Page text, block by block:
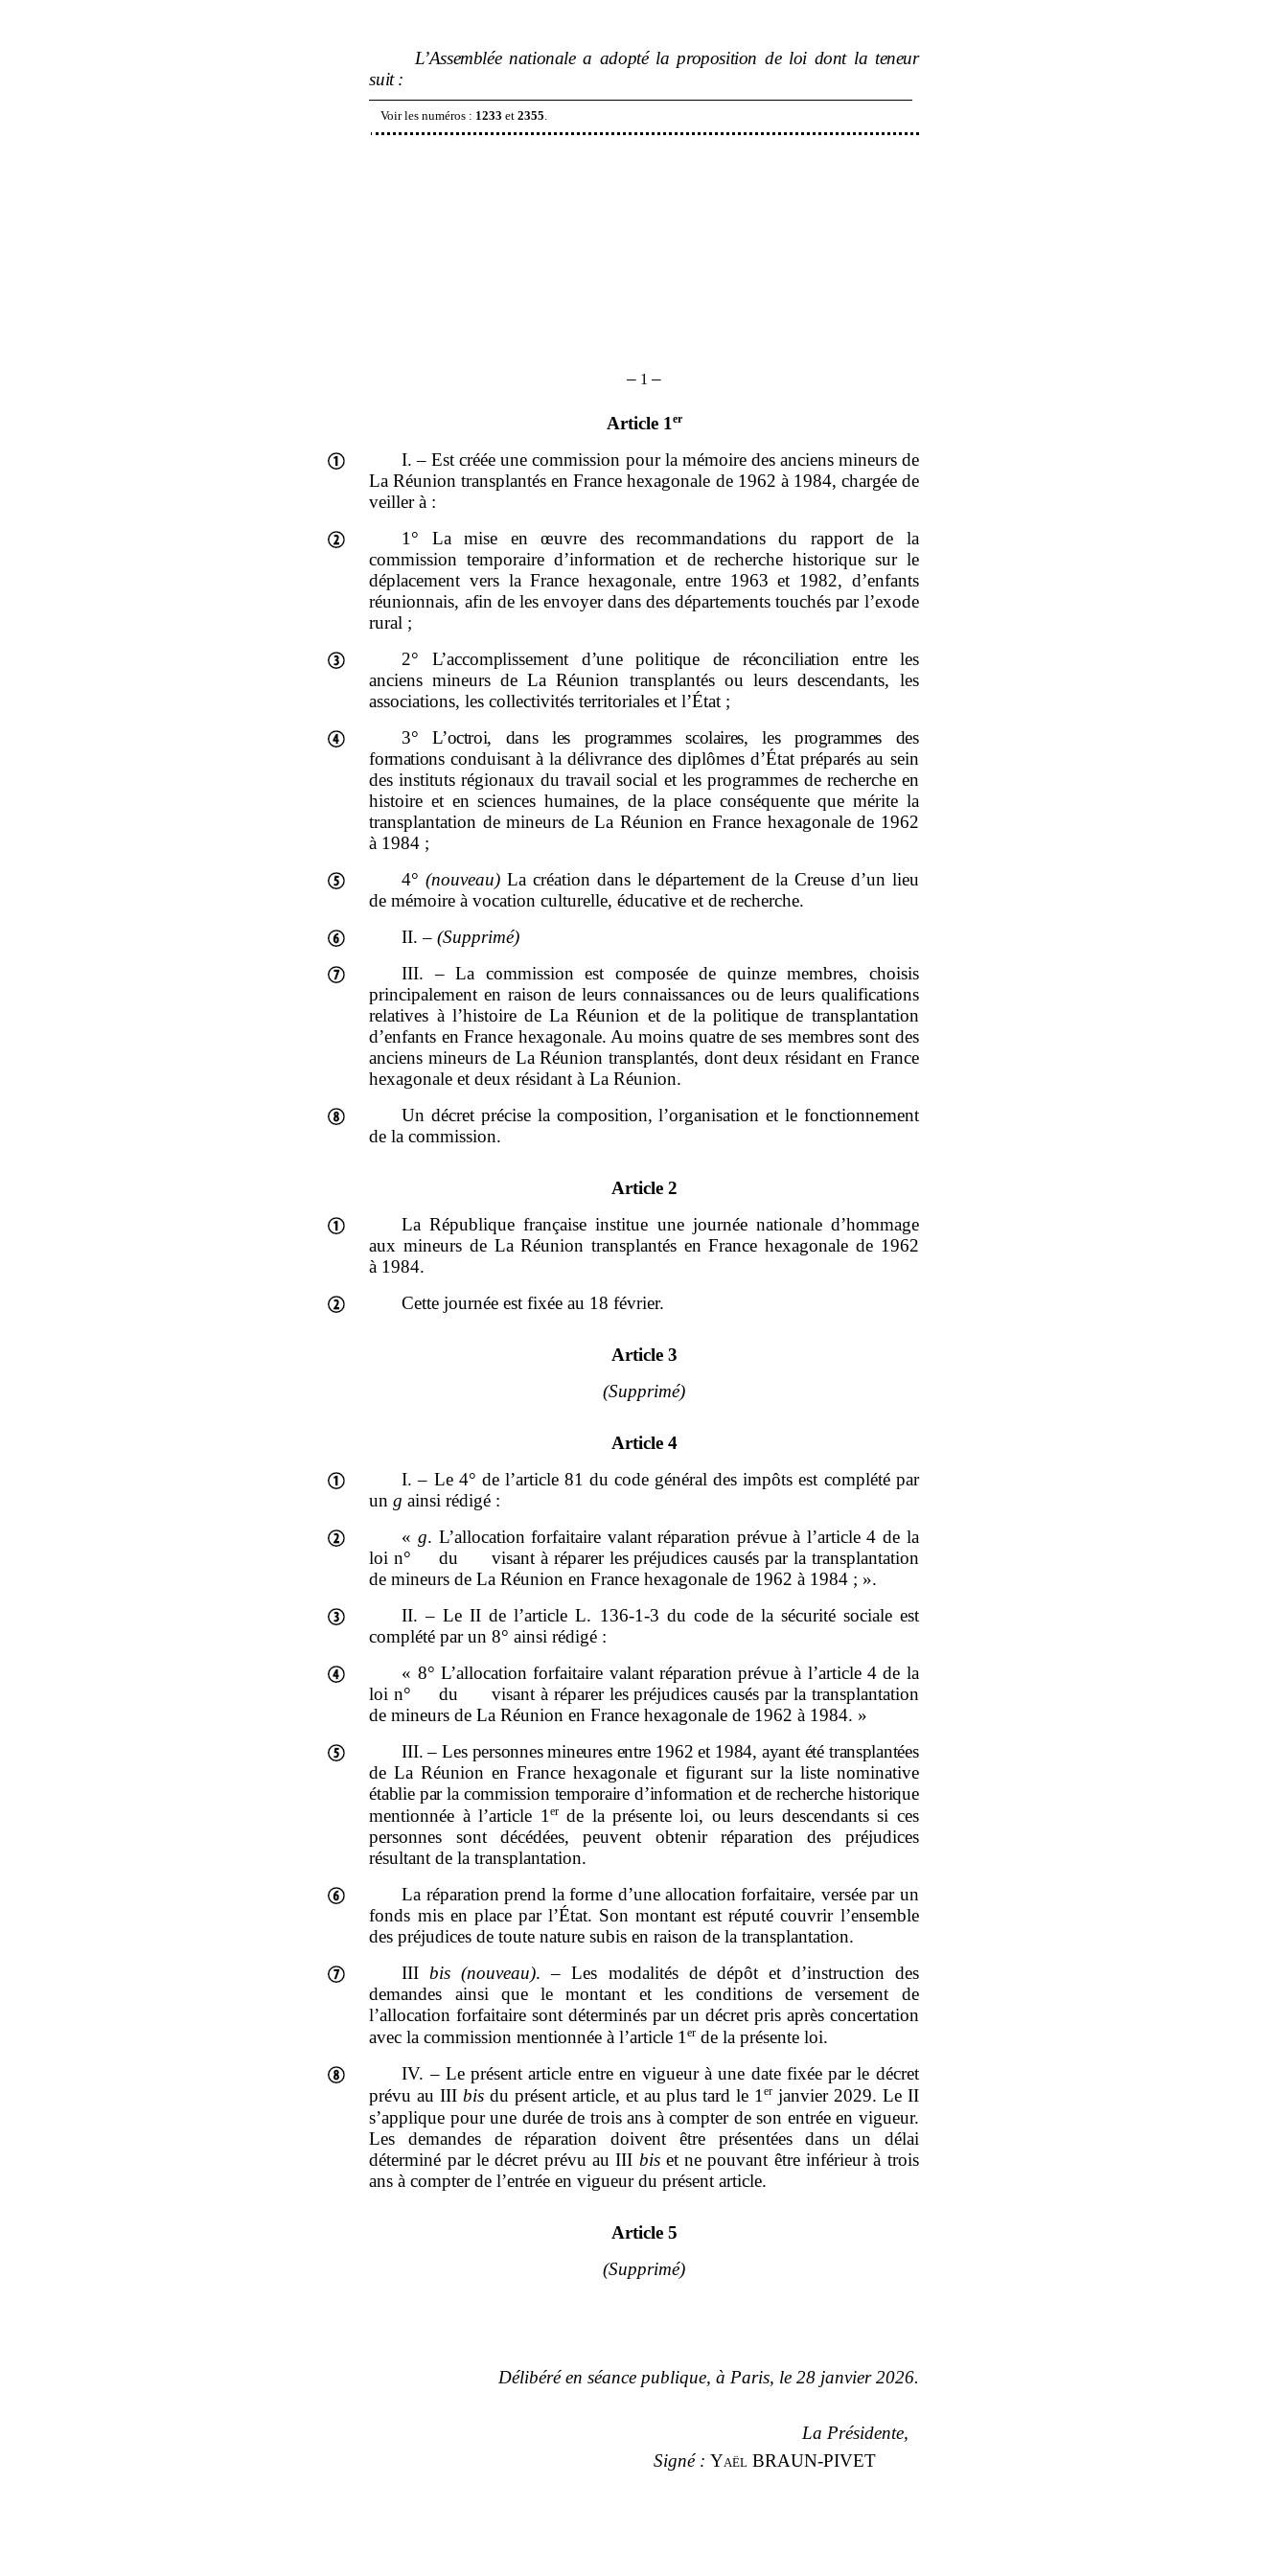
L’Assemblée nationale a adopté la proposition de loi dont la teneur
suit :
Voir les numéros : 1233 et2355
– 1 –
Article 1 er
I. – Est créée une commission pour la mémoire des anciens mineurs de
La Réunion transplantés en France hexagonale de 1962 à 1984, chargée de
veiller à :
1° La mise en œuvre des recommandations du rapport de la
commission temporaire d’information et de recherche historique sur le
déplacement vers la France hexagonale, entre 1963 et 1982, d’enfants
réunionnais, afin de les envoyer dans des départements touchés par l’exode
rural ;
2°
L’accomplissement d’une politique de réconciliation entre les
anciensmineurs de La Réunion transplantés ou leurs descendants, les
associations, les collectivités territoriales et l’État ;
3°
L’octroi, dans les programmes scolaires, les programmes des
formationsconduisant à la délivrance des diplômes d’État préparés au sein
des instituts régionaux du travail social et les programmes de recherche en
histoire et en sciences humaines, de la place conséquente que mérite la
transplantation de mineurs de La Réunion en France hexagonale de 1962
à 1984 ;
4°(nouveau) La création dans le département de la Creuse d’un lieu
de mémoire à vocation culturelle, éducative et de recherche.
II. –(Supprimé)
III. – La commission est composée de quinze membres, choisis
principalement en raison de leurs connaissances ou de leurs qualifications
relatives à l’histoire de La Réunion et de la politique de transplantation
d’enfants en France hexagonale. Au moins quatre de ses membres sont des
anciens mineurs de La Réunion transplantés, dont deux résidant en France
hexagonale et deux résidant à La Réunion.
Un décret précise la composition, l’organisation et le fonctionnement
de la commission.
Article 2
La République française institue une journée nationale d’hommage
aux mineurs de La Réunion transplantés en France hexagonale de 1962
à 1984.
Cette journée est fixée au 18 février.
Article 3
(Supprimé)
Article 4
I. – Le 4° de l’article 81 du code général des impôts est complété par
ung ainsi rédigé :
« g. L’allocation forfaitaire valant réparation prévue à l’article 4 de la
loi n° du visant à réparer les préjudices causés par la transplantation
de mineurs de La Réunion en France hexagonale de 1962 à 1984 ; ».
II. – Le II de l’article L. 136‑1‑3 du code de la sécurité sociale est
complété par un 8° ainsi rédigé :
« 8° L’allocation forfaitaire valant réparation prévue à l’article 4 de la
loi n° du visant à réparer les préjudices causés par la transplantation
de mineurs de La Réunion en France hexagonale de 1962 à 1984. »
III. – Les personnes mineures entre 1962 et 1984, ayant été transplantées
de La Réunion en France hexagonale et figurant sur la liste nominative
établie par la commission temporaire d’information et de recherche historique
mentionnée à l’article 1erde la présente loi, ou leurs descendants si ces
personnes sont décédées, peuvent obtenir réparation des préjudices
résultant de la transplantation.
La réparation prend la forme d’une allocation forfaitaire, versée par un
fonds mis en place par l’État. Son montant est réputé couvrir l’ensemble
des préjudices de toute nature subis en raison de la transplantation.
IIIbis (nouveau). – Les modalités de dépôt et d’instruction des
demandes ainsi que le montant et les conditions de versement de
l’allocation forfaitaire sont déterminés par un décret pris après concertation
avec la commission mentionnée à l’article 1er de la présente loi.
IV. – Le présent article entre en vigueur à une date fixée par le décret
prévu au IIIbis du présent article, et au plus tard le 1er janvier 2029. Le II
s’applique pour une durée de trois ans à compter de son entrée en vigueur.
Les demandes de réparation doivent être présentées dans un délai
déterminé par le décret prévu au III biset ne pouvant être inférieur à trois
ans à compter de l’entrée en vigueur du présent article.
Article 5
(Supprimé)
Délibéré en séance publique, à Paris, le 28 janvier 2026.
La Présidente,
Signé : Yaël BRAUN-PIVET